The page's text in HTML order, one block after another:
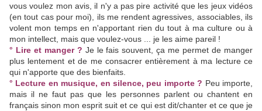
vous voulez mon avis, il n'y a pas pire activité que les jeux vidéos
(en tout cas pour moi), ils me rendent agressives, associables, ils
volent mon temps en n'apportant rien du tout à ma culture ou à
mon intellect, mais que voulez-vous ... je les aime pareil !
° Lire et manger ? Je le fais souvent, ça me permet de manger
plus lentement et de me consacrer entièrement à ma lecture ce
qui n'apporte que des bienfaits.
° Lecture en musique, en silence, peu importe ? Peu importe,
mais il ne faut pas que les personnes parlent ou chantent en
français sinon mon esprit suit et ce qui est dit/chanter et ce que je